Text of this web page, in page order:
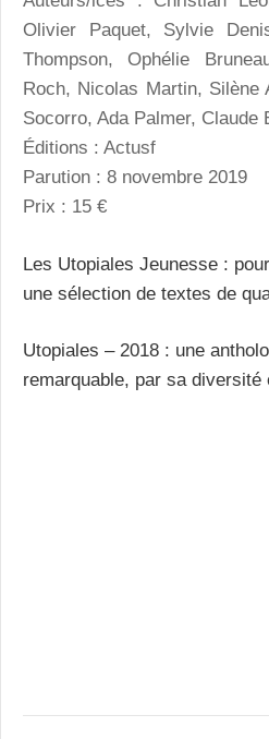
Olivier Paquet, Sylvie
Thompson, Ophélie
Roch, Nicolas Martin, Silène
Socorro, Ada Palmer, Claude
Éditions : Actusf
Parution : 8 novembre 2019
Prix : 15 €
Les Utopiales Jeunesse :
une sélection de textes de
Utopiales – 2018 : une
remarquable, par sa diversité